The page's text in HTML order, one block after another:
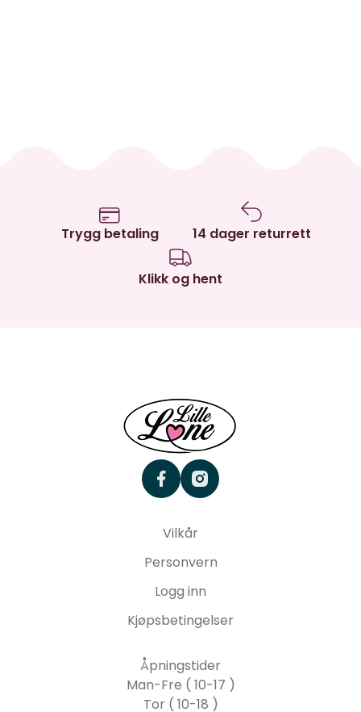
Trygg betaling 14 dager returrett
Klikk og hent
facebookinstagram
Vilkår
Personvern
Logg inn
Kjøpsbetingelser
Åpningstider
Man-Fre ( 10-17 )
Tor ( 10-18 )